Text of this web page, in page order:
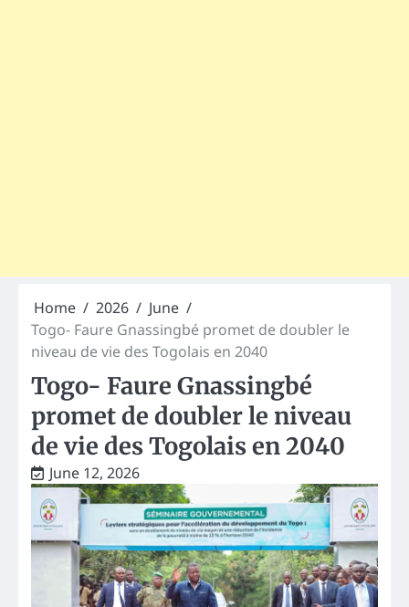
Home 2026
June
Togo- Faure Gnassingbé promet de doubler le
niveau de vie des Togolais en 2040
Togo- Faure Gnassingbé
promet de doubler le niveau
de vie des Togolais en 2040
June 12, 2026